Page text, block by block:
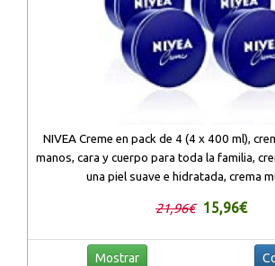
NIVEA Creme en pack de 4 (4 x 400 ml),
manos, cara y cuerpo para toda la familia,
una piel suave e hidratada, crema
21,96€ 15,96€
Mostrar